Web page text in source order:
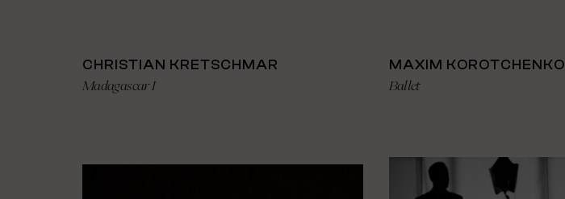
CHRISTIAN KRETSCHMAR
Madagascar I
MAXIM KOROTCHENKO
Ballet